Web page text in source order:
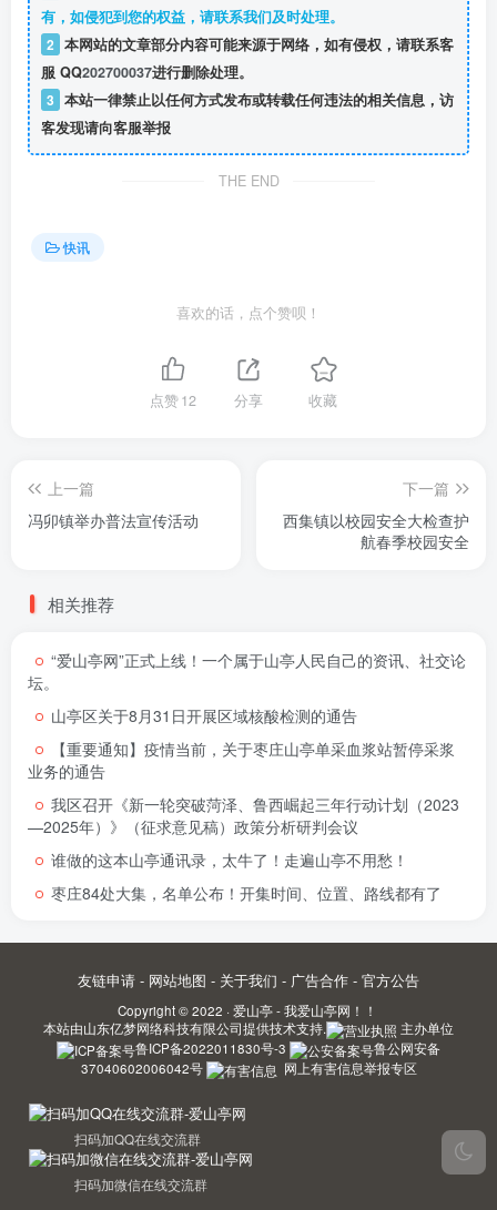
有，如侵犯到您的权益，请联系我们及时处理。
2 本网站的文章部分内容可能来源于网络，如有侵权，请联系客
服 QQ202700037进行删除处理。
3 本站一律禁止以任何方式发布或转载任何违法的相关信息，访
客发现请向客服举报
THE END
快讯
喜欢的话，点个赞呗！
点赞12 分享 收藏
上一篇
冯卯镇举办普法宣传活动
下一篇
西集镇以校园安全大检查护
航春季校园安全
相关推荐
“爱山亭网”正式上线！一个属于山亭人民自己的资讯、社交论
坛。
山亭区关于8月31日开展区域核酸检测的通告
【重要通知】疫情当前，关于枣庄山亭单采血浆站暂停采浆
业务的通告
我区召开《新一轮突破菏泽、鲁西崛起三年行动计划（2023
—2025年）》（征求意见稿）政策分析研判会议
谁做的这本山亭通讯录，太牛了！走遍山亭不用愁！
枣庄84处大集，名单公布！开集时间、位置、路线都有了
友链申请 - 网站地图 - 关于我们 - 广告合作 - 官方公告
Copyright © 2022 · 爱山亭 - 我爱山亭网！！
本站由山东亿梦网络科技有限公司提供技术支持.
主办单位
鲁ICP备2022011830号-3
鲁公网安备
37040602006042号
网上有害信息举报专区
扫码加QQ在线交流群
扫码加微信在线交流群